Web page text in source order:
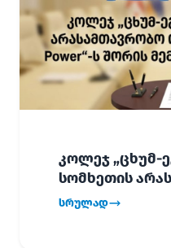
კოლეჯ „ცხუმ-
სომხეთის
ორგანიზაცია
სრულად